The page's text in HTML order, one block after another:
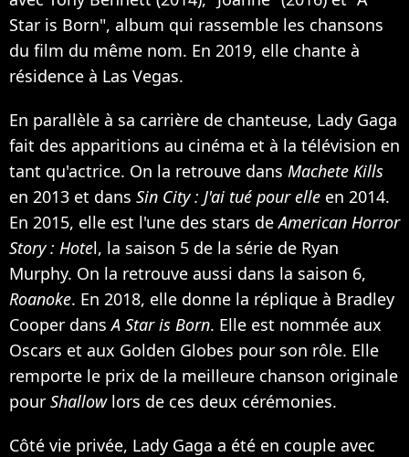
Star is Born", album qui rassemble les chansons
du film du même nom. En 2019, elle chante à
résidence à Las Vegas.
En parallèle à sa carrière de chanteuse, Lady Gaga
fait des apparitions au cinéma et à la télévision en
tant qu'actrice. On la retrouve dans Machete Kills
en 2013 et dans Sin City : J'ai tué pour elle en 2014.
En 2015, elle est l'une des stars deAmerican Horror
Story : Hotel, la saison 5 de la série de Ryan
Murphy. On la retrouve aussi dans la saison 6,
Roanoke. En 2018, elle donne la réplique à Bradley
Cooper dansA Star is Born. Elle est nommée aux
Oscars et aux Golden Globes pour son rôle. Elle
remporte le prix de la meilleure chanson originale
pour Shallowlors de ces deux cérémonies.
Côté vie privée, Lady Gaga a été en couple avec